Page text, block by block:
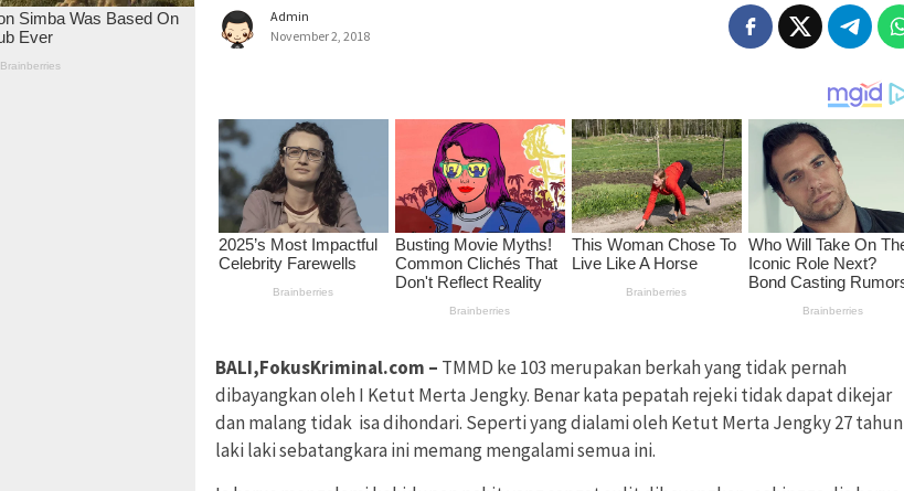
Admin
November 2, 2018
BALI,FokusKriminal.com – TMMD ke 103 merupakan berkah yang tidak pernah
dibayangkan oleh I Ketut Merta Jengky. Benar kata pepatah rejeki tidak dapat dikejar
dan malang tidak isa dihondari. Seperti yang dialami oleh Ketut Merta Jengky 27 tahun
laki laki sebatangkara ini memang mengalami semua ini.